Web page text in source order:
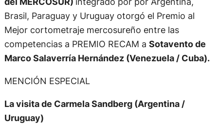
Brasil, Paraguay y Uruguay otorgó el Premio al
Mejor cortometraje mercosureño entre las
competencias a PREMIO RECAM a Sotavento de
Marco Salaverría Hernández (Venezuela / Cuba).
MENCIÓN ESPECIAL
La visita de Carmela Sandberg (Argentina /
Uruguay)